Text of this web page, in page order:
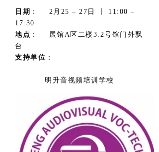
日期 ： 2月25 – 27日 〡 11:00 –
17:30
地点 ： 展馆A区二楼3.2号馆门外飘
台
支持单位 ：
明升音视频培训学校